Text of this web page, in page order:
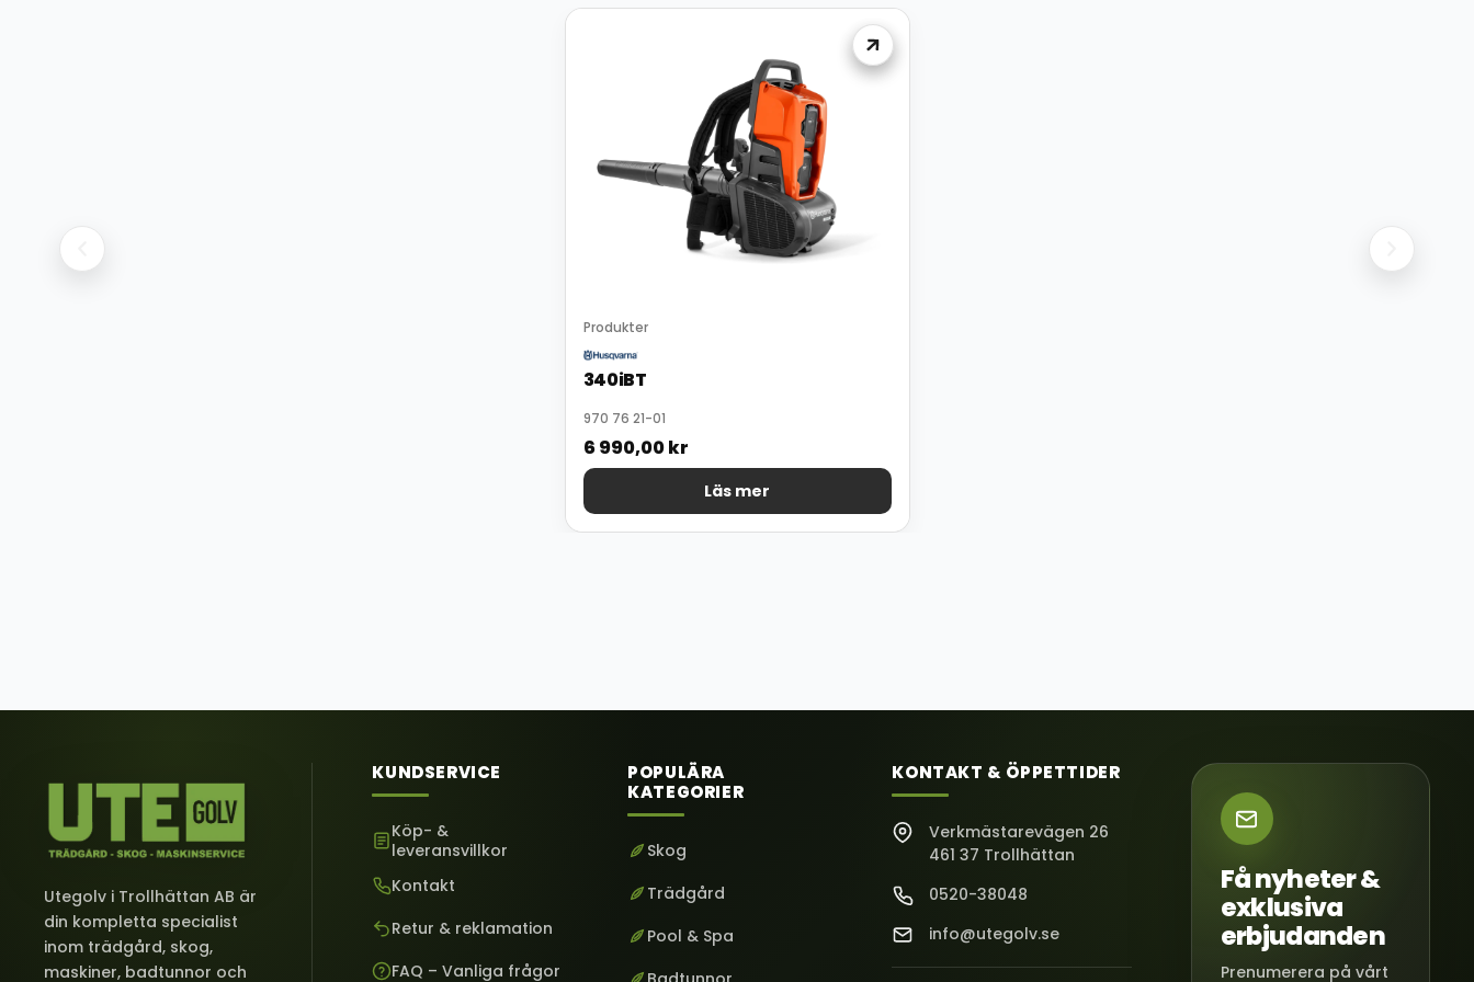
Produkter
340iBT
970 76 21-01
6 990,00kr
Läs mer
Utegolv i Trollhättan AB är
din kompletta specialist
inom trädgård, skog,
maskiner, badtunnor och
KUNDSERVICE
Köp- &
leveransvillkor
Kontakt
Retur & reklamation
FAQ – Vanliga frågor
POPULÄRA
KATEGORIER
Skog
Trädgård
Pool & Spa
KONTAKT & ÖPPETTIDER
Verkmästarevägen 26
461 37 Trollhättan
0520-38048
info@utegolv.se
Få nyheter &
exklusiva
erbjudanden
Prenumerera på vårt